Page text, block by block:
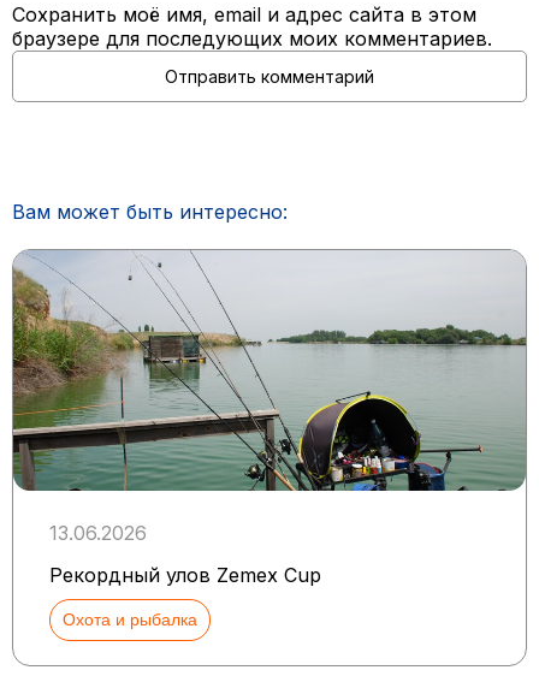
Сохранить моё имя, email и адрес сайта в этом
браузере для последующих моих комментариев.
Вам может быть интересно:
13.06.2026
Рекордный улов Zemex Cup
Охота и рыбалка